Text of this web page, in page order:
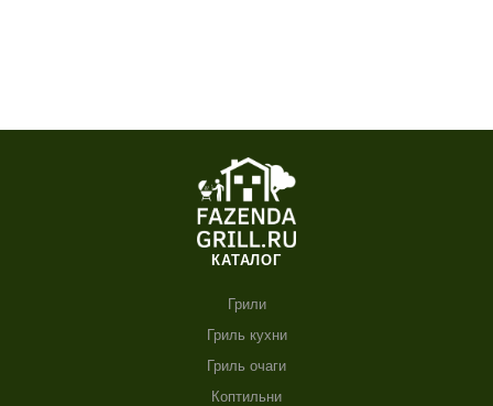
КАТАЛОГ
Грили
Гриль кухни
Гриль очаги
Коптильни